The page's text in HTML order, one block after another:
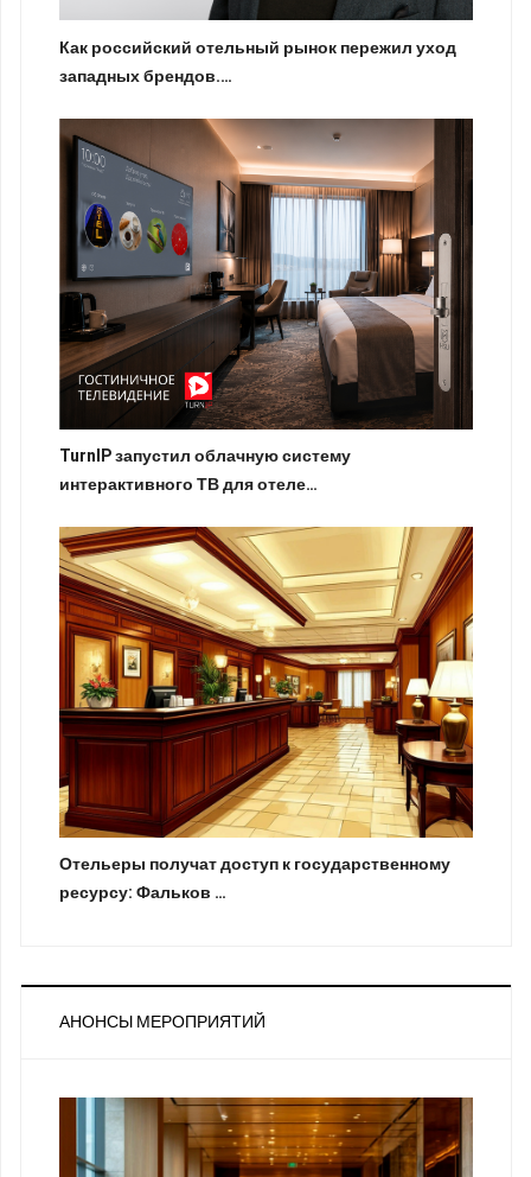
Как российский отельный рынок пережил уход
западных брендов.…
TurnIP запустил облачную систему
интерактивного ТВ для отеле…
Отельеры получат доступ к государственному
ресурсу: Фальков …
АНОНСЫ МЕРОПРИЯТИЙ